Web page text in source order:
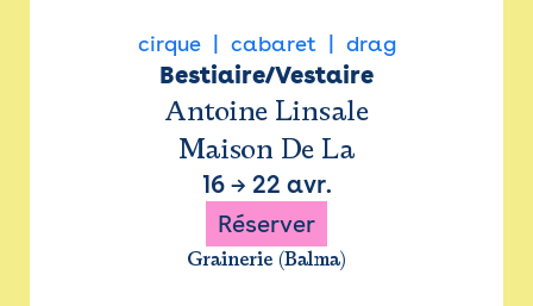
cirque cabaret drag
Bestiaire/Vestaire
Antoine Linsale
Maison De La
16→ 22 avr.
Réserver
Grainerie (Balma)